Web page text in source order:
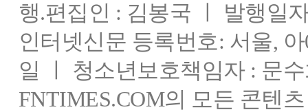
행.편집인 : 김봉국 ㅣ 발행일
인터넷신문 등록번호: 서울,
일 ㅣ 청소년보호책임자 : 문
FNTIMES.COM의 모든 콘텐